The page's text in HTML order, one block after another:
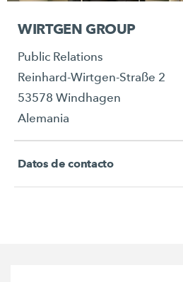
WIRTGEN GROUP
Public Relations
Reinhard-Wirtgen-Straße 2
53578 Windhagen
Alemania
Datos de contacto